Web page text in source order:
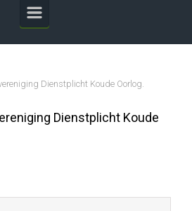
Dienstplicht Koude Oorlog.
Dienstplicht Koude